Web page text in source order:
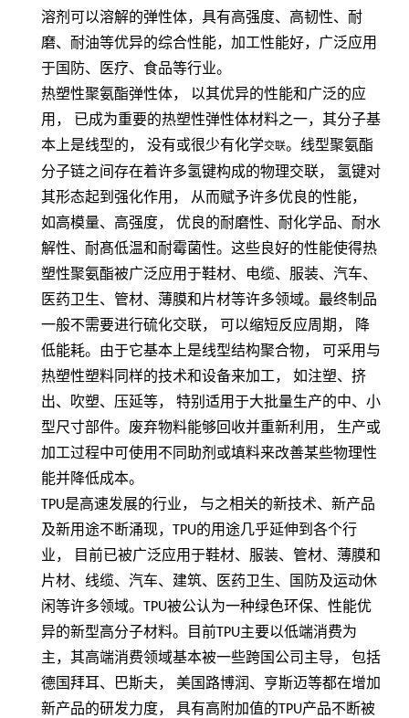
溶剂可以溶解的弹性体，具有高强度、高韧性、耐
磨、耐油等优异的综合性能，加工性能好，广泛应用
于国防、医疗、食品等行业。
热塑性聚氨酯弹性体，
以其优异的性能和广泛的应
用，
已成为重要的热塑性弹性体材料之一，其分子基
本上是线型的，
没有或很少有化学交联。线型聚氨酯
分子链之间存在着许多氢键构成的物理交联，
氢键对
其形态起到强化作用，
从而赋予许多优良的性能，
如高模量、高强度，
优良的耐磨性、耐化学品、耐水
解性、耐髙低温和耐霉菌性。这些良好的性能使得热
塑性聚氨酯被广泛应用于鞋材、电缆、服装、汽车、
医药卫生、管材、薄膜和片材等许多领域。最终制品
一般不需要进行硫化交联，
可以缩短反应周期，
降
低能耗。由于它基本上是线型结构聚合物，
可采用与
热塑性塑料同样的技术和设备来加工，
如注塑、挤
出、吹塑、压延等，
特别适用于大批量生产的中、小
型尺寸部件。废弃物料能够回收并重新利用，
生产或
加工过程中可使用不同助剂或填料来改善某些物理性
能并降低成本。
TPU是高速发展的行业， 与之相关的新技术、新产品
及新用途不断涌现， TPU的用途几乎延伸到各个行
业， 目前已被广泛应用于鞋材、服装、管材、薄膜和
片材、线缆、汽车、建筑、医药卫生、国防及运动休
闲等许多领域。 TPU被公认为一种绿色环保、性能优
异的新型高分子材料。目前TPU主要以低端消费为
主，其高端消费领域基本被一些跨国公司主导， 包括
德国拜耳、巴斯夫， 美国路博润、亨斯迈等都在增加
新产品的研发力度， 具有高附加值的TPU产品不断被